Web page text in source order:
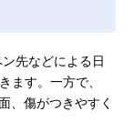
先などによる日
ます。一方で、
、傷がつきやすく